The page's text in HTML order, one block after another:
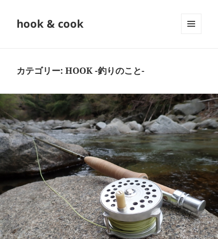
hook & cook
カテゴリー:HOOK -釣りのこと-